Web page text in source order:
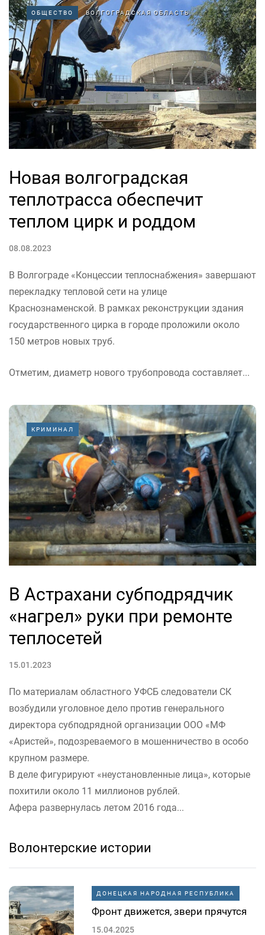
ОБЩЕСТВО ВОЛГОГРАДСКАЯ ОБЛАСТЬ
Новая волгоградская
теплотрасса обеспечит
теплом цирк и роддом
08.08.2023
В Волгограде «Концессии теплоснабжения» завершают
перекладку тепловой сети на улице
Краснознаменской. В рамках реконструкции здания
государственного цирка в городе проложили около
150 метров новых труб.
Отметим, диаметр нового трубопровода составляет...
КРИМИНАЛ
В Астрахани субподрядчик
«нагрел» руки при ремонте
теплосетей
15.01.2023
По материалам областного УФСБ следователи СК
возбудили уголовное дело против генерального
директора субподрядной организации ООО «МФ
«Аристей», подозреваемого в мошенничество в особо
крупном размере.
В деле фигурируют «неустановленные лица», которые
похитили около 11 миллионов рублей.
Афера развернулась летом 2016 года...
Волонтерские истории
ДОНЕЦКАЯ НАРОДНАЯ РЕСПУБЛИКА
Фронт движется, звери прячутся
15.04.2025